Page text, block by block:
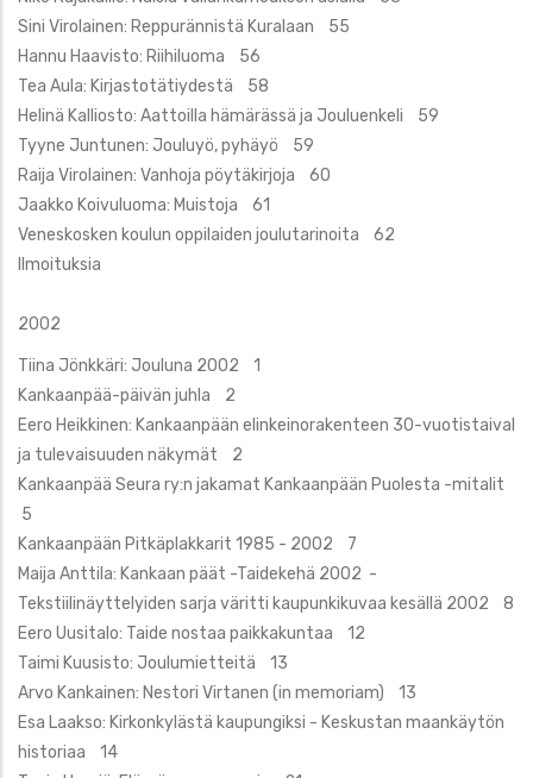
Sini Virolainen: Reppurännistä Kuralaan 55
Hannu Haavisto: Riihiluoma 56
Tea Aula: Kirjastotätiydestä 58
Helinä Kalliosto: Aattoilla hämärässä ja Jouluenkeli 59
Tyyne Juntunen: Jouluyö, pyhäyö 59
Raija Virolainen: Vanhoja pöytäkirjoja 60
Jaakko Koivuluoma: Muistoja 61
Veneskosken koulun oppilaiden joulutarinoita 62
Ilmoituksia
2002
Tiina Jönkkäri: Jouluna 2002 1
Kankaanpää-päivän juhla 2
Eero Heikkinen: Kankaanpään elinkeinorakenteen 30-vuotistaival
ja tulevaisuuden näkymät 2
Kankaanpää Seura ry:n jakamat Kankaanpään Puolesta -mitalit
5
Kankaanpään Pitkäplakkarit 1985 - 2002 7
Maija Anttila: Kankaan päät -Taidekehä 2002 -
Tekstiilinäyttelyiden sarja väritti kaupunkikuvaa kesällä 2002 8
Eero Uusitalo: Taide nostaa paikkakuntaa 12
Taimi Kuusisto: Joulumietteitä 13
Arvo Kankainen: Nestori Virtanen (in memoriam) 13
Esa Laakso: Kirkonkylästä kaupungiksi - Keskustan maankäytön
historiaa 14